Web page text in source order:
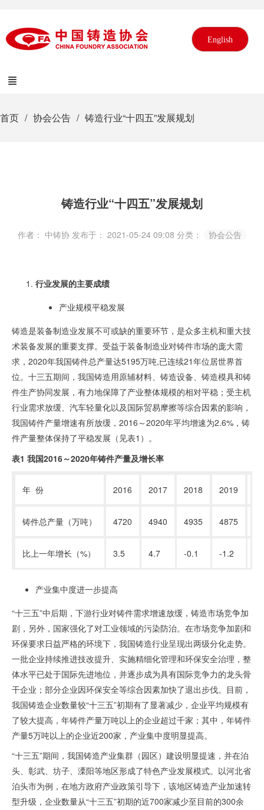
English
首页 协会公告 铸造行业“十四五”发展规划
铸造行业“十四五”发展规划
作者： 中铸协 发布于： 2021-05-24 09:08 分类： 协会公告
行业发展的主要成绩
产业规模平稳发展
铸造是装备制造业发展不可或缺的重要环节，是众多主机和重大技
术装备发展的重要支撑。受益于装备制造业对铸件市场的庞大需
求， 2020年我国铸件总产量达5195万吨,已连续21年位居世界首
位。十三五期间，我国铸造用原辅材料、铸造设备、铸造模具和铸
件生产协同发展，有力地保障了产业整体规模的相对平稳；受主机
行业需求放缓、汽车轻量化以及国际贸易摩擦等综合因素的影响，
我国铸件产量增速有所放缓， 2016 ～2020年平均增速为2.6% ，铸
件产量整体保持了平稳发展（见表1 ）。
表1 我国2016～2020年铸件产量及增长率
年 份 2016 2017 2018 2019
铸件总产量（万吨） 4720 4940 4935 4875
比上一年增长（%） 3.5 4.7 -0.1 -1.2
产业集中度进一步提高
“十三五”中后期，下游行业对铸件需求增速放缓，铸造市场竞争加
剧，另外，国家强化了对工业领域的污染防治。在市场竞争加剧和
环保要求日益严格的环境下，我国铸造行业呈现出两级分化走势。
一批企业持续推进技改提升、实施精细化管理和环保安全治理，整
体水平已处于国际先进地位，并逐步成为具有国际竞争力的龙头骨
干企业；部分企业因环保安全等综合因素加快了退出步伐。目前，
我国铸造企业数量较“十三五”初期有了显著减少，企业平均规模有
了较大提高，年铸件产量万吨以上的企业超过千家；其中，年铸件
产量5万吨以上的企业近200家，产业集中度明显提高。
“十三五”期间，我国铸造产业集群（园区）建设明显提速，并在泊
头、彰武、坊子、溧阳等地区形成了特色产业发展模式。以河北省
泊头市为例，在地方政府产业政策引导下，该地区铸造产业加速转
型升级，企业数量从“十三五”初期的近700家减少至目前的300余